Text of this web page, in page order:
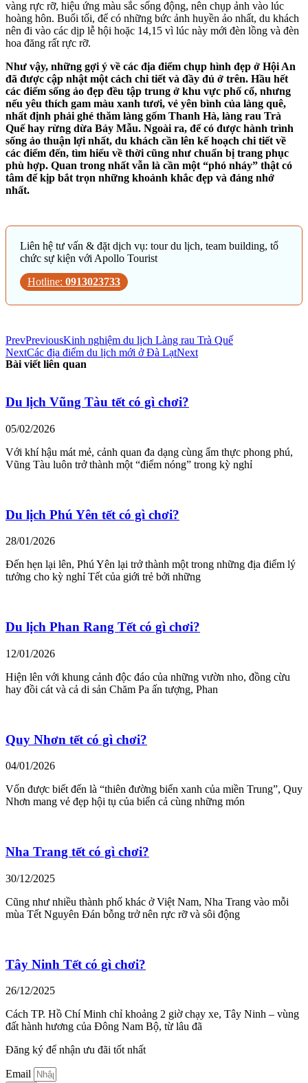
vàng rực rỡ, hiệu ứng màu sắc sống động, nên chụp ảnh vào lúc
hoàng hôn. Buổi tối, để có những bức ảnh huyền ảo nhất, du khách
nên đi vào các dịp lễ hội hoặc 14,15 vì lúc này mới đèn lồng và đèn
hoa đăng rất rực rỡ.
Như vậy, những gợi ý về các địa điểm chụp hình đẹp ở Hội An
đã được cập nhật một cách chi tiết và đầy đủ ở trên. Hầu hết
các điểm sống ảo đẹp đều tập trung ở khu vực phố cổ, nhưng
nếu yêu thích gam màu xanh tươi, vẻ yên bình của làng quê,
nhất định phải ghé thăm làng gốm Thanh Hà, làng rau Trà
Quế hay rừng dừa Bảy Mẫu. Ngoài ra, để có được hành trình
sống ảo thuận lợi nhất, du khách cần lên kế hoạch chi tiết về
các điểm đến, tìm hiểu về thời cũng như chuẩn bị trang phục
phù hợp. Quan trong nhất vẫn là cần một “phó nháy” thật có
tâm để kịp bắt trọn những khoảnh khắc đẹp và đáng nhớ
nhất.
Liên hệ tư vấn & đặt dịch vụ: tour du lịch, team building, tổ
chức sự kiện với Apollo Tourist
Hotline: 0913023733
PrevPreviousKinh nghiệm du lịch Làng rau Trà Quế
NextCác địa điểm du lịch mới ở Đà LạtNext
Bài viết liên quan
Du lịch Vũng Tàu tết có gì chơi?
05/02/2026
Với khí hậu mát mẻ, cảnh quan đa dạng cùng ẩm thực phong phú,
Vũng Tàu luôn trở thành một “điểm nóng” trong kỳ nghỉ
Du lịch Phú Yên tết có gì chơi?
28/01/2026
Đến hẹn lại lên, Phú Yên lại trở thành một trong những địa điểm lý
tưởng cho kỳ nghỉ Tết của giới trẻ bởi những
Du lịch Phan Rang Tết có gì chơi?
12/01/2026
Hiện lên với khung cảnh độc đáo của những vườn nho, đồng cừu
hay đồi cát và cả di sản Chăm Pa ấn tượng, Phan
Quy Nhơn tết có gì chơi?
04/01/2026
Vốn được biết đến là “thiên đường biển xanh của miền Trung”, Quy
Nhơn mang vẻ đẹp hội tụ của biển cả cùng những món
Nha Trang tết có gì chơi?
30/12/2025
Cũng như nhiều thành phố khác ở Việt Nam, Nha Trang vào mỗi
mùa Tết Nguyên Đán bỗng trở nên rực rỡ và sôi động
Tây Ninh Tết có gì chơi?
26/12/2025
Cách TP. Hồ Chí Minh chỉ khoảng 2 giờ chạy xe, Tây Ninh – vùng
đất hành hương của Đông Nam Bộ, từ lâu đã
Đăng ký để nhận ưu đãi tốt nhất
Email